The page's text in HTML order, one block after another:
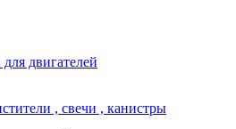
двигателей
, свечи , канистры